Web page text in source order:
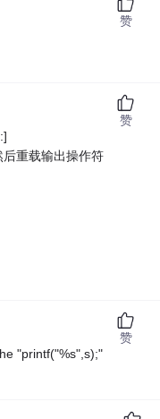
赞
重载输出操作符
赞
"printf("%s",s);"
赞